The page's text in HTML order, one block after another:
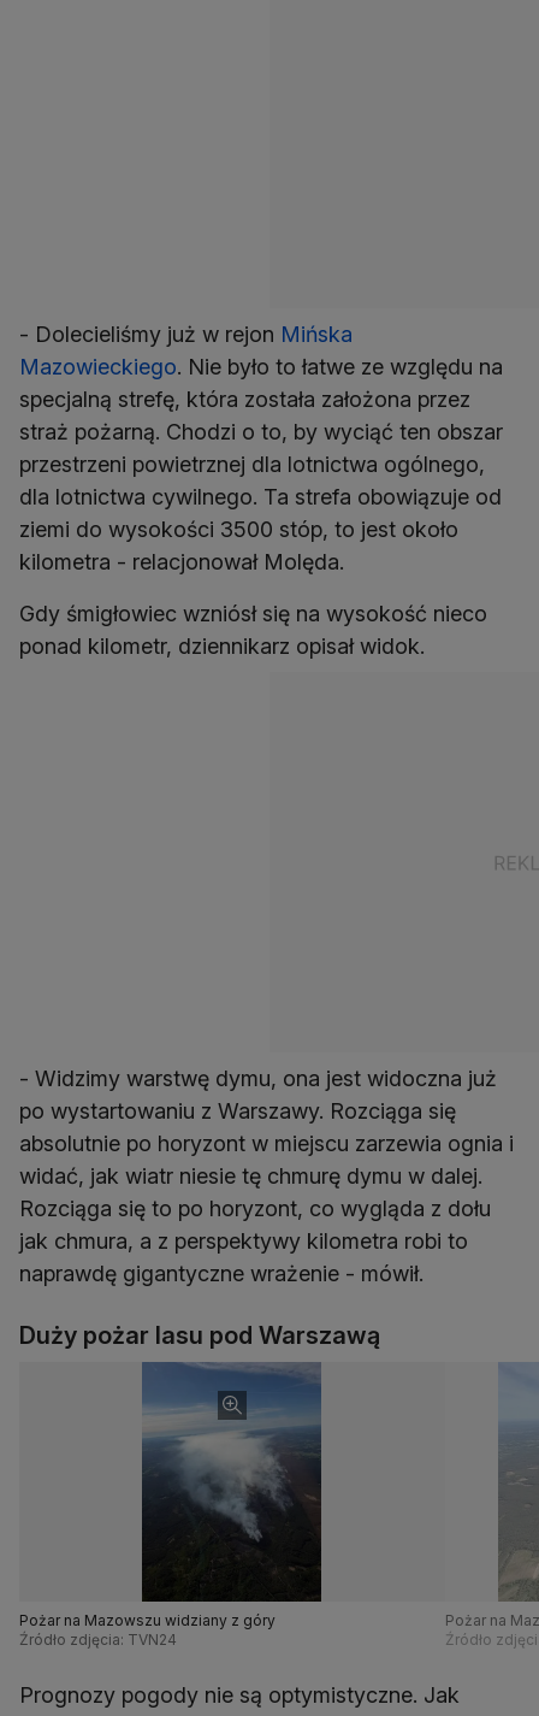
- Dolecieliśmy już w rejon Mińska
Mazowieckiego. Nie było to łatwe ze względu na
specjalną strefę, która została założona przez
straż pożarną. Chodzi o to, by wyciąć ten obszar
przestrzeni powietrznej dla lotnictwa ogólnego,
dla lotnictwa cywilnego. Ta strefa obowiązuje od
ziemi do wysokości 3500 stóp, to jest około
kilometra - relacjonował Molęda.
Gdy śmigłowiec wzniósł się na wysokość nieco
ponad kilometr, dziennikarz opisał widok.
- Widzimy warstwę dymu, ona jest widoczna już
po wystartowaniu z Warszawy. Rozciąga się
absolutnie po horyzont w miejscu zarzewia ognia i
widać, jak wiatr niesie tę chmurę dymu w dalej.
Rozciąga się to po horyzont, co wygląda z dołu
jak chmura, a z perspektywy kilometra robi to
naprawdę gigantyczne wrażenie - mówił.
Duży pożar lasu pod Warszawą
Pożar na Mazowszu widziany z góry
Źródło zdjęcia: TVN24
Pożar na
Źródło
Prognozy pogody nie są optymistyczne. Jak